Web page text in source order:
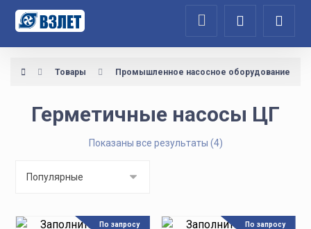
Товары Промышленное насосное оборудование
Герметичные насосы ЦГ
Показаны все результаты (4)
По запросу По запросу